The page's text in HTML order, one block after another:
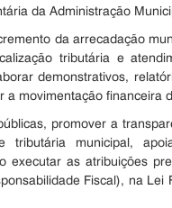
da Administração
da arrecadação
tributária e
demonstrativos,
movimentação financeira
promover a
tributária municipal,
executar as atribuições
Fiscal), na Lei